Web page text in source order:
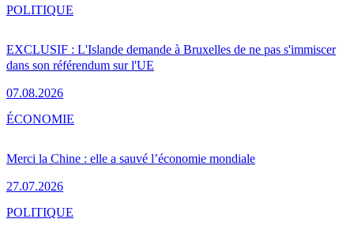
EXCLUSIF : L'Islande demande à Bruxelles de ne pas s'immiscer
dans son référendum sur l'UE
07.08.2026
POLITIQUE
Merci la Chine : elle a sauvé l’économie mondiale
27.07.2026
ÉCONOMIE
POLITIQUE